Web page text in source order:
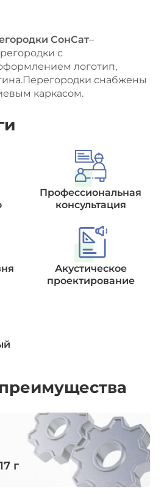
СонСат–
с
логотип,
снабжены
каркасом.
Профессиональная
консультация
Акустическое
проектирование
г